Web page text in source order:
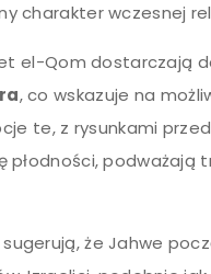
charakter wczesnej
el-Qom dostarczają
, co wskazuje na
te, z rysunkami
płodności,
że Jahwe